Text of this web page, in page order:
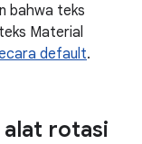
bahwa teks
Material
default.
rotasi